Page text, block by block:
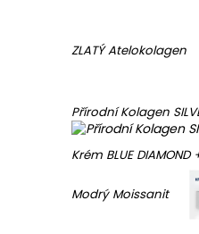
ZLATÝ Atelokolagen
Přírodní Kolagen
Krém BLUE
Modrý Moissanit